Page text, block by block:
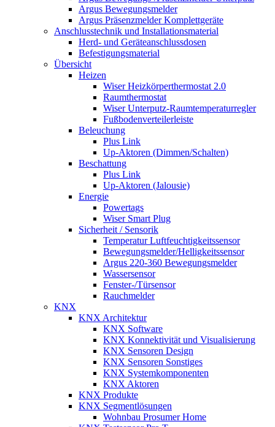
Argus Bewegungsmelder
Argus Präsenzmelder Komplettgeräte
Anschlusstechnik und Installationsmaterial
Herd- und Geräteanschlussdosen
Befestigungsmaterial
Übersicht
Heizen
Wiser Heizkörperthermostat 2.0
Raumthermostat
Wiser Unterputz-Raumtemperaturregler
Fußbodenverteilerleiste
Beleuchung
Plus Link
Up-Aktoren (Dimmen/Schalten)
Beschattung
Plus Link
Up-Aktoren (Jalousie)
Energie
Powertags
Wiser Smart Plug
Sicherheit / Sensorik
Temperatur Luftfeuchtigkeitssensor
Bewegungsmelder/Helligkeitssensor
Argus 220-360 Bewegungsmelder
Wassersensor
Fenster-/Türsensor
Rauchmelder
KNX
KNX Architektur
KNX Software
KNX Konnektivität und Visualisierung
KNX Sensoren Design
KNX Sensoren Sonstiges
KNX Systemkomponenten
KNX Aktoren
KNX Produkte
KNX Segmentlösungen
Wohnbau Prosumer Home